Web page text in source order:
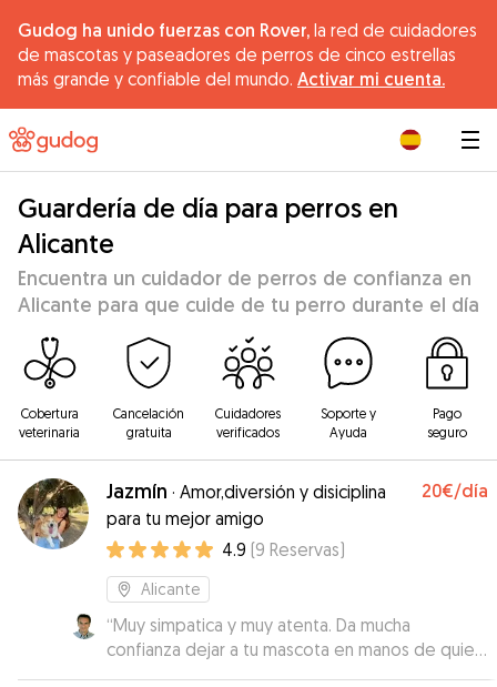
Gudog ha unido fuerzas con Rover, la red de cuidadores
de mascotas y paseadores de perros de cinco estrellas
más grande y confiable del mundo. Activar mi cuenta.
Guardería de día para perros en
Alicante
Encuentra un cuidador de perros de confianza en
Alicante para que cuide de tu perro durante el día
Cobertura
veterinaria
Cancelación
gratuita
Cuidadores
verificados
Soporte y
Ayuda
Pago
seguro
Jazmín · Amor,diversión y disiciplina
para tu mejor amigo
20€/día
4.9 (9 Reservas)
Alicante
“Muy simpatica y muy atenta. Da mucha
confianza dejar a tu mascota en manos de quien
se nota le encantan los animales. Totalmente